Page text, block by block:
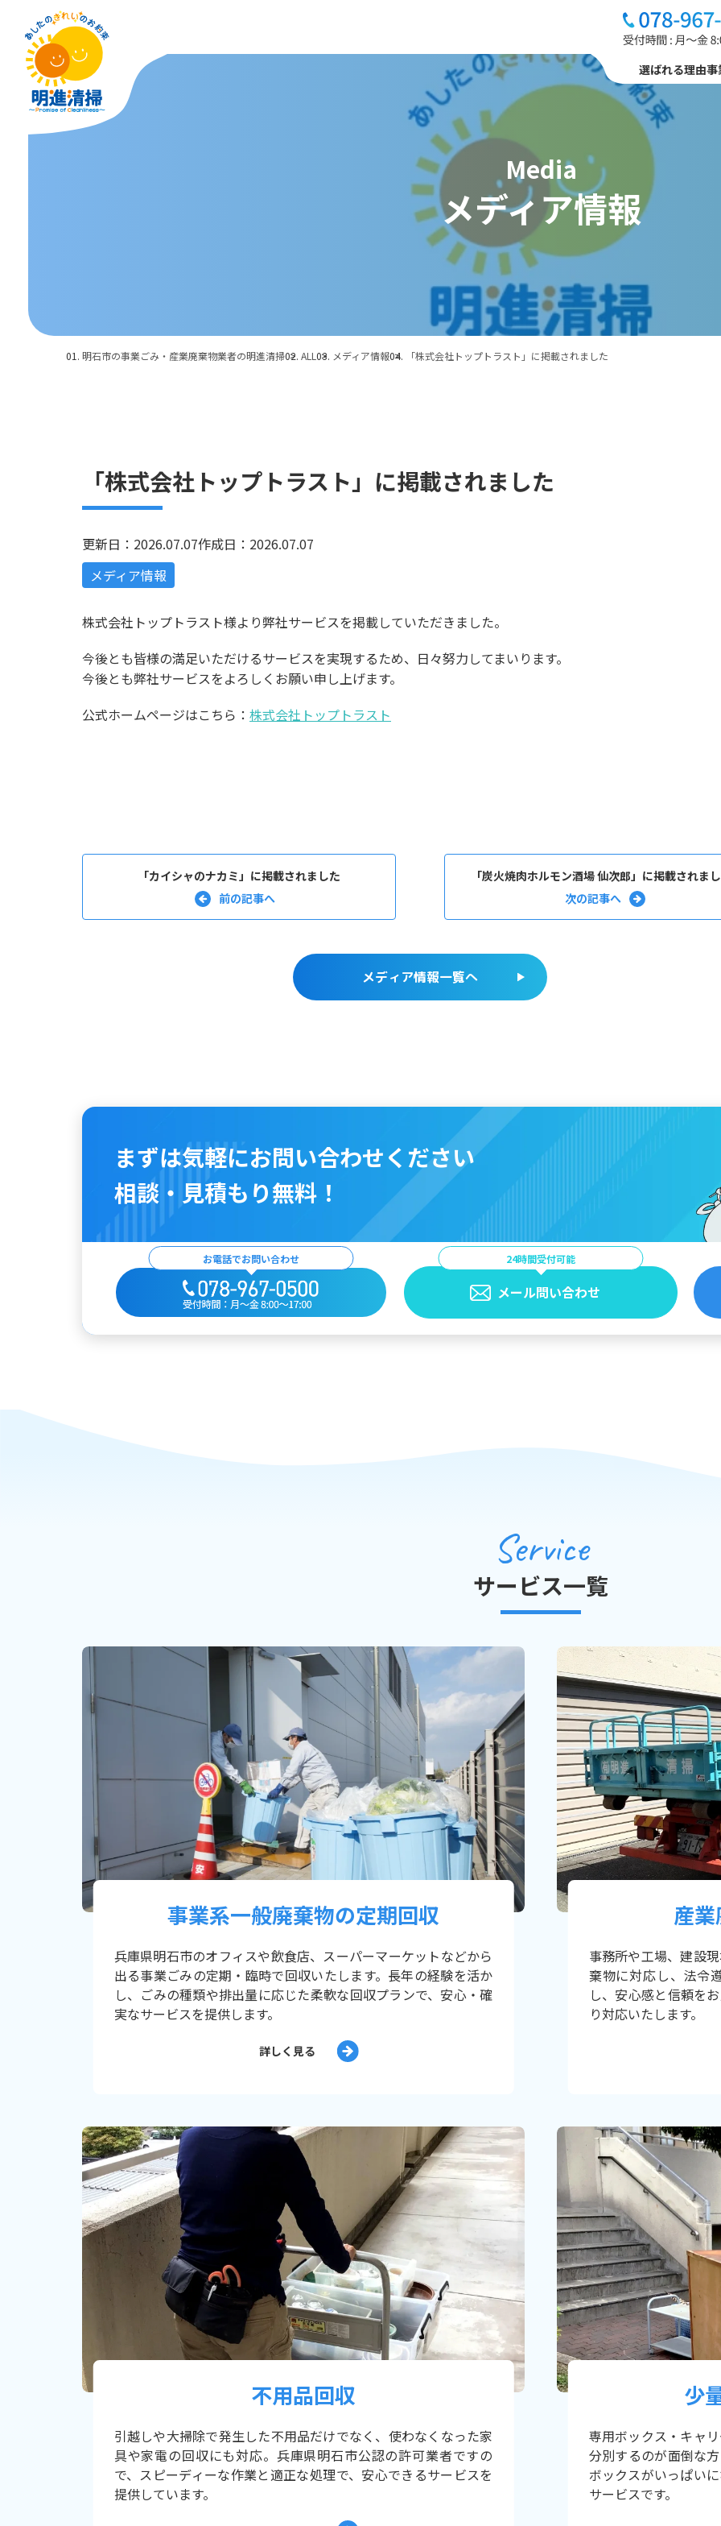
選ばれる理由事
media
メディア情報
明石市の事業ごみ・産業廃棄物業者の明進清掃 ALL メディア情報 「株式会社トップトラスト」に掲載されました
「株式会社トップトラスト」に掲載されました
更新日：2026.07.07作成日：2026.07.07
メディア情報
株式会社トップトラスト様より弊社サービスを掲載していただきました。
今後とも皆様の満足いただけるサービスを実現するため、日々努力してまいります。
今後とも弊社サービスをよろしくお願い申し上げます。
公式ホームページはこちら： 株式会社トップトラスト
「カイシャのナカミ」に掲載されました 「炭火焼肉ホルモン酒場 仙次郎」に掲載されま
メディア情報一覧へ
まずは気軽にお問い合わせください
相談・見積もり無料！
お電話でお問い合わせ 24時間受付可能
メール問い合わせ
Service
サービス一覧
事業系一般廃棄物の定期回収
兵庫県明石市のオフィスや飲食店、スーパーマーケットなどから
出る事業ごみの定期・臨時で回収いたします。長年の経験を活か
し、ごみの種類や排出量に応じた柔軟な回収プランで、安心・確
実なサービスを提供します。
詳しく見る
産
事務所や工場、建設
棄物に対応し、法令
し、安心感と信頼を
り対応いたします。
不用品回収
引越しや大掃除で発生した不用品だけでなく、使わなくなった家
具や家電の回収にも対応。兵庫県明石市公認の許可業者ですの
で、スピーディーな作業と適正な処理で、安心できるサービスを
提供しています。
少
専用ボックス・キャ
分別するのが面倒な
ボックスがいっぱい
サービスです。